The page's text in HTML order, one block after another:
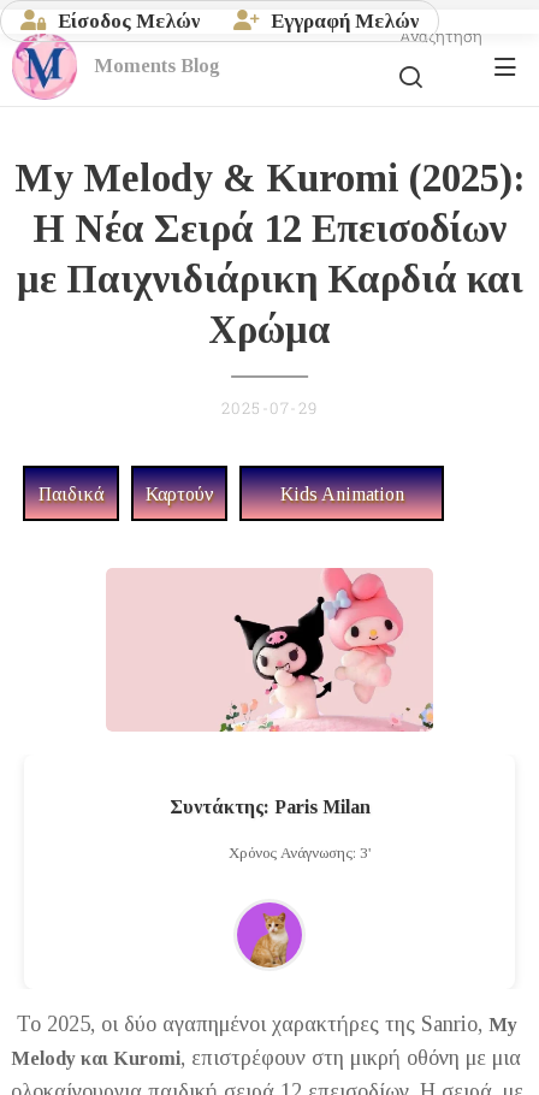
Είσοδος Μελών Εγγραφή Μελών
Moments Blog
Αναζήτηση
My Melody & Kuromi (2025):
Η Νέα Σειρά 12 Επεισοδίων
με Παιχνιδιάρικη Καρδιά και
Χρώμα
2025-07-29
Παιδικά Καρτούν Kids Animation
Συντάκτης: Paris Milan
Χρόνος Ανάγνωσης: 3'
Το 2025, οι δύο αγαπημένοι χαρακτήρες της Sanrio,My
Melody και Kuromi, επιστρέφουν στη μικρή οθόνη με μια